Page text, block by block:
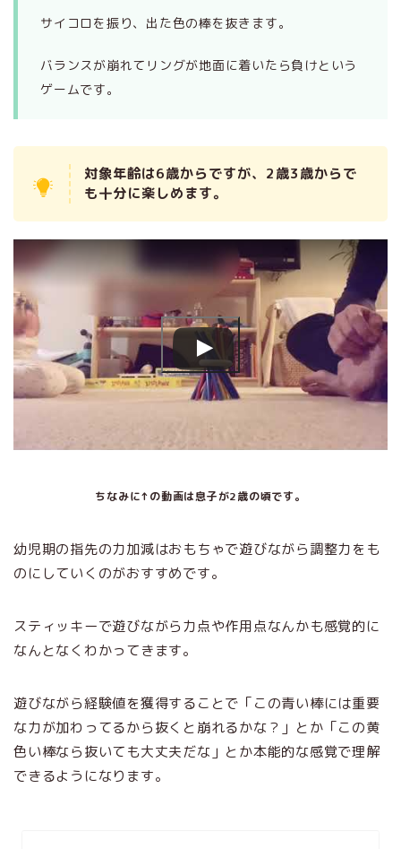
サイコロを振り、出た色の棒を抜きます。
バランスが崩れてリングが地面に着いたら負けという
ゲームです。
対象年齢は6歳からですが、2歳3歳からで
も十分に楽しめます。
ちなみに↑の動画は息子が2歳の頃です。
幼児期の指先の力加減はおもちゃで遊びながら調整力をも
のにしていくのがおすすめです。
スティッキーで遊びながら力点や作用点なんかも感覚的に
なんとなくわかってきます。
遊びながら経験値を獲得することで「この青い棒には重要
な力が加わってるから抜くと崩れるかな？」とか「この黄
色い棒なら抜いても大丈夫だな」とか本能的な感覚で理解
できるようになります。